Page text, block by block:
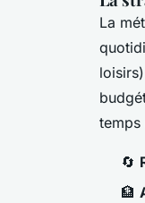
La
temps
🔄
🏦